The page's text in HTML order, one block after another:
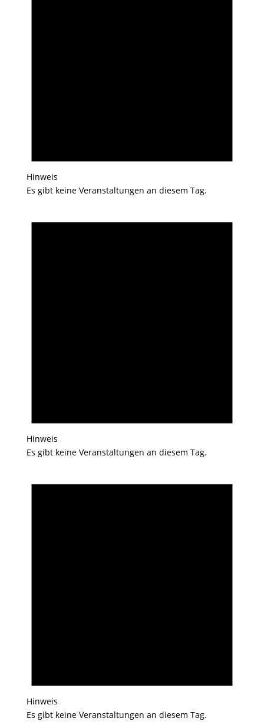
Hinweis
Es gibt keine Veranstaltungen an diesem Tag.
Hinweis
Es gibt keine Veranstaltungen an diesem Tag.
Hinweis
Es gibt keine Veranstaltungen an diesem Tag.